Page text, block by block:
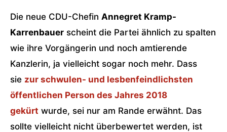
Die neue CDU-Chefin Annegret Kramp-
Karrenbauer scheint die Partei ähnlich zu spalten
wie ihre Vorgängerin und noch amtierende
Kanzlerin, ja vielleicht sogar noch mehr. Dass
sie zur schwulen- und lesbenfeindlichsten
öffentlichen Person des Jahres 2018
gekürt wurde, sei nur am Rande erwähnt. Das
sollte vielleicht nicht überbewertet werden, ist